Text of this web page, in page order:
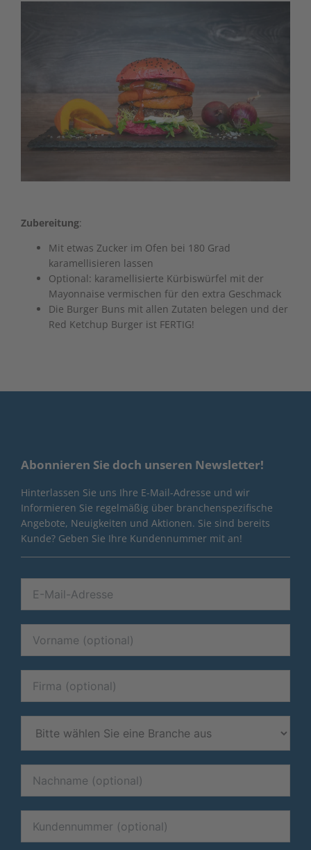
Zubereitung:
Mit etwas Zucker im Ofen bei 180 Grad
karamellisieren lassen
Optional: karamellisierte Kürbiswürfel mit der
Mayonnaise vermischen für den extra Geschmack
Die Burger Buns mit allen Zutaten belegen und der
Red Ketchup Burger ist FERTIG!
Abonnieren Sie doch unseren Newsletter!
Hinterlassen Sie uns Ihre E-Mail-Adresse und wir
Informieren Sie regelmäßig über branchenspezifische
Angebote, Neuigkeiten und Aktionen. Sie sind bereits
Kunde? Geben Sie Ihre Kundennummer mit an!